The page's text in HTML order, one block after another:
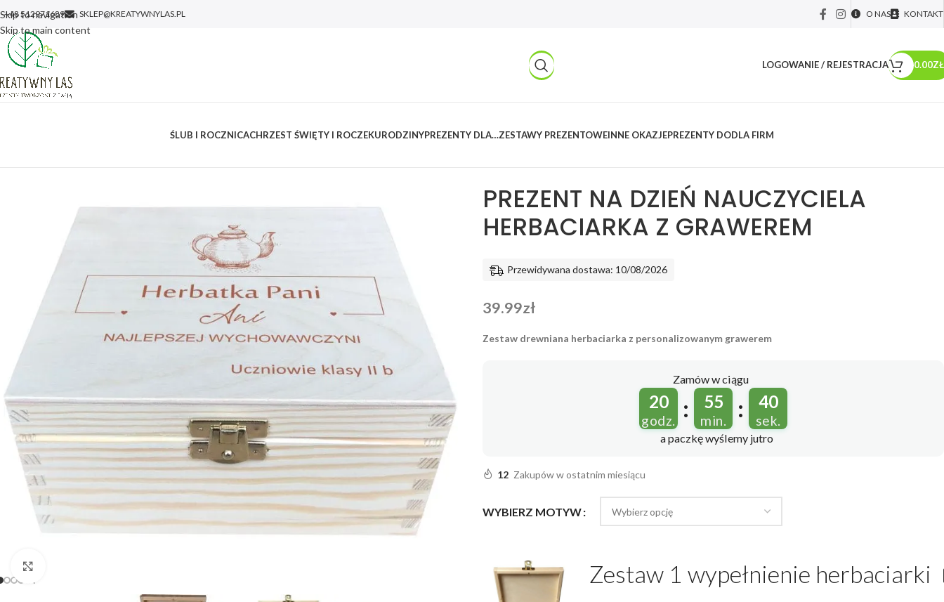
Skip to navigation
Skip to main content
+48 512971689 SKLEP@KREATYWNYLAS.PL O NAS KONTAKT
LOGOWANIE / REJESTRACJA 0.00ZŁ
ŚLUB I ROCZNICACHRZEST ŚWIĘTY I ROCZEKURODZINYPREZENTY DLA…ZESTAWY PREZENTOWEINNE OKAZJEPREZENTY DODLA FIRM
PREZENT NA DZIEŃ NAUCZYCIELA
HERBACIARKA Z GRAWEREM
Przewidywana dostawa: 10/08/2026
39.99zł
Zestaw drewniana herbaciarka z personalizowanym grawerem
Zamów w ciągu
20
godz. : 55
min. : 39
sek.
a paczkę wyślemy jutro
12 Zakupów w ostatnim miesiącu
WYBIERZ MOTYW
Zestaw 1 wypełnienie herbaciarki